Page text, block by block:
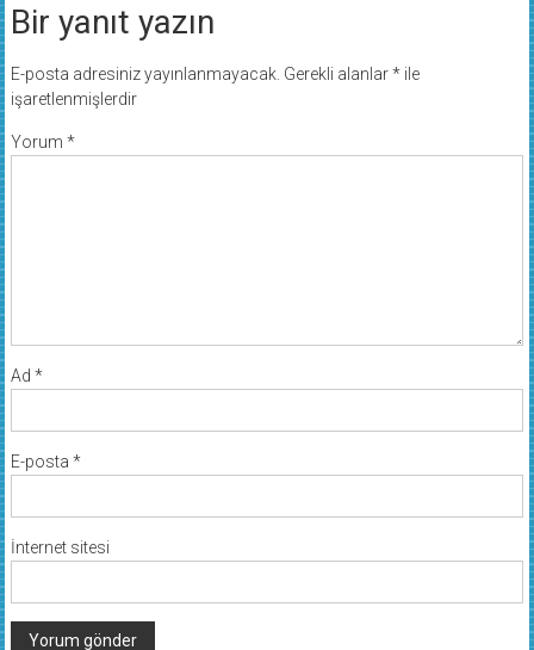
Bir yanıt yazın
E-posta adresiniz yayınlanmayacak. Gerekli alanlar*ile
işaretlenmişlerdir
Yorum *
Ad *
E-posta *
İnternet sitesi